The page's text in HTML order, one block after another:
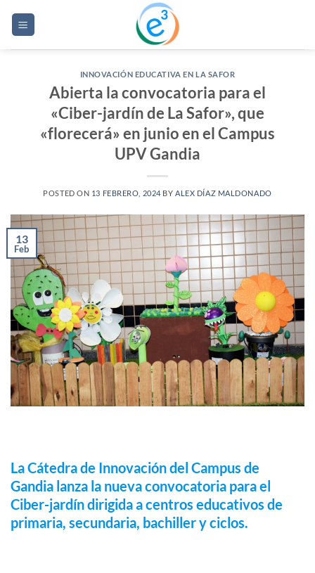
INNOVACIÓN EDUCATIVA EN LA SAFOR
Abierta la convocatoria para el
«Ciber-jardín de La Safor», que
«florecerá» en junio en el Campus
UPV Gandia
POSTED ON 13 FEBRERO, 2024 BY ALEX DÍAZ MALDONADO
13
Feb
La Cátedra de Innovación del Campus de
Gandia lanza la nueva convocatoria para el
Ciber-jardín dirigida a centros educativos de
primaria, secundaria, bachiller y ciclos.